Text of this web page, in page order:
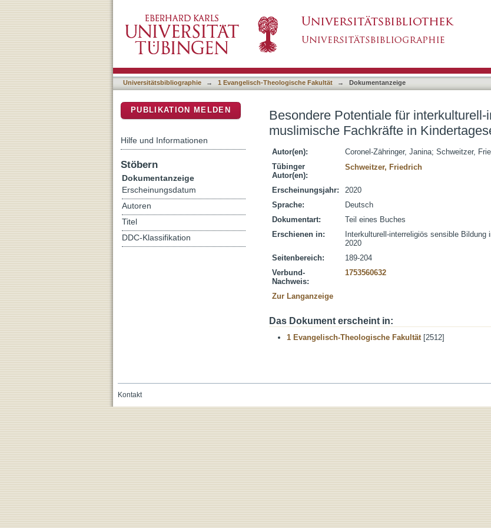
Besondere Potentiale für interkulturell-interreligiös sensible
Kindertageseinrichtungen
Universitätsbibliographie → 1 Evangelisch-Theologische Fakultät → Dokumentanzeige
Besondere Potentiale für
muslimische Fachkräfte in
Autor(en): Coronel-Zähringer, Janina; Schweitzer,
Tübinger
Autor(en):
Schweitzer, Friedrich
Erscheinungsjahr:
2020
Sprache:
Deutsch
Dokumentart:
Teil eines Buches
Erschienen in:
Interkulturell-interreligiös sensible
2020
Seitenbereich:
189-204
Verbund-
Nachweis:
1753560632
Zur Langanzeige
Das Dokument erscheint in:
1 Evangelisch-Theologische Fakultät[2512]
PUBLIKATION MELDEN
Hilfe und Informationen
Stöbern
Dokumentanzeige
Erscheinungsdatum
Autoren
Titel
DDC-Klassifikation
Kontakt